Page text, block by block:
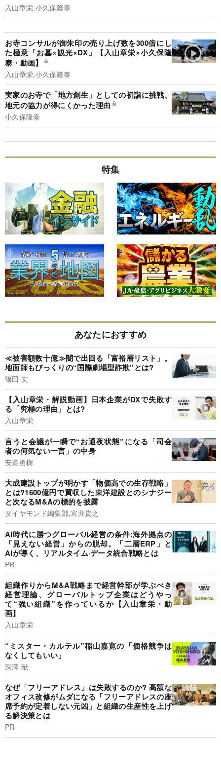
入山章栄,小久保隆泰
お寺コンサルが御朱印の売り上げ数を300倍にし
た極意「お墓×観光×DX」【入山章栄×小久保隆
泰・動画】
入山章栄,小久保隆泰
実家のお寺で「地方創生」としての初詣に挑戦、
地元の協力が得にくかった理由
小久保隆泰
特集
あなたにおすすめ
≪被害額数十億≫闇で出回る「富裕層リスト」。
地面師もびっくりの“国際劇場型詐欺”とは?
篠田 丈
【入山章栄・解説動画】日本企業がDXで失敗す
る「究極の理由」とは?
入山章栄
言うと会議が一瞬で“お通夜状態”になる「司会
者の何気ない一言」の中身
安斎勇樹
大成建設トップが明かす「物価高での生存戦略」
とは?1600億円で買収した東洋建設とのシナジー
と次なるM&Aの標的を披露
ダイヤモンド編集部,宮井貴之
AI時代に勝つグローバル経営の条件:海外拠点の
「見えない経営」からの脱却。「二層ERP」と
AIが導く、リアルタイム·データ統合戦略とは
PR
組織作りからM&A戦略まで経営幹部が学ぶべき
経営理論、グローバルトップ企業はどうやっ
て“強い組織”を作っているか【入山章栄・動
画】
入山章栄
“ミスター・カルテル”稲山嘉寛の「価格競争は
なくしてもいい」
深澤 献
なぜ「フリーアドレス」は失敗するのか? 高額な
オフィス改修がムダになる「フリーアドレスの座
席予約が定着しない元凶」と組織の生産性を上げ
る解決策とは
PR